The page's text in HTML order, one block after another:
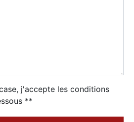
j'accepte les conditions
**